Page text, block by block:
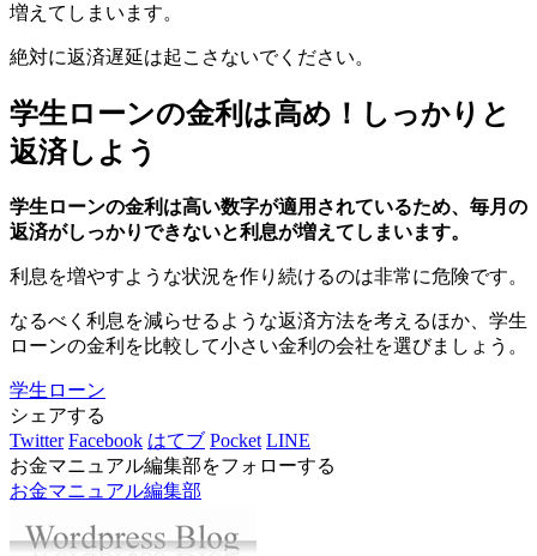
増えてしまいます。
絶対に返済遅延は起こさないでください。
学生ローンの金利は高め！しっかりと
返済しよう
学生ローンの金利は高い数字が適用されているため、毎月の
返済がしっかりできないと利息が増えてしまいます。
利息を増やすような状況を作り続けるのは非常に危険です。
なるべく利息を減らせるような返済方法を考えるほか、学生
ローンの金利を比較して小さい金利の会社を選びましょう。
学生ローン
シェアする
Twitter Facebook はてブ Pocket LINE
お金マニュアル編集部をフォローする
お金マニュアル編集部